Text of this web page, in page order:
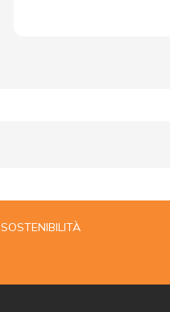
SOSTENIBILITÀ